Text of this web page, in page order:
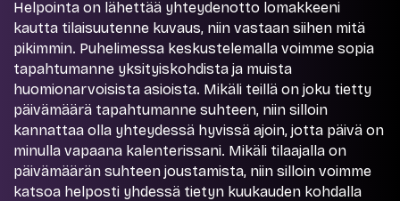
Helpointa on lähettää yhteydenotto lomakkeeni
kautta tilaisuutenne kuvaus, niin vastaan siihen mitä
pikimmin. Puhelimessa keskustelemalla voimme sopia
tapahtumanne yksityiskohdista ja muista
huomionarvoisista asioista. Mikäli teillä on joku tietty
päivämäärä tapahtumanne suhteen, niin silloin
kannattaa olla yhteydessä hyvissä ajoin, jotta päivä on
minulla vapaana kalenterissani. Mikäli tilaajalla on
päivämäärän suhteen joustamista, niin silloin voimme
katsoa helposti yhdessä tietyn kuukauden kohdalla